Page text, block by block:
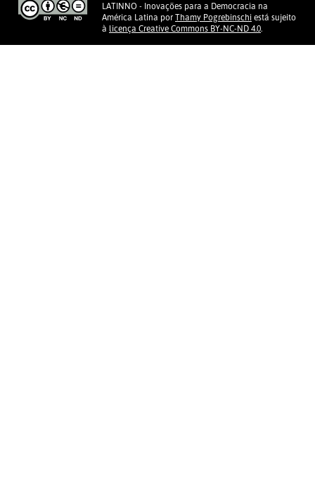
LATINNO - Inovações para a Democracia na
América Latina por Thamy Pogrebinschi está sujeito
à licença Creative Commons BY-NC-ND 4.0.